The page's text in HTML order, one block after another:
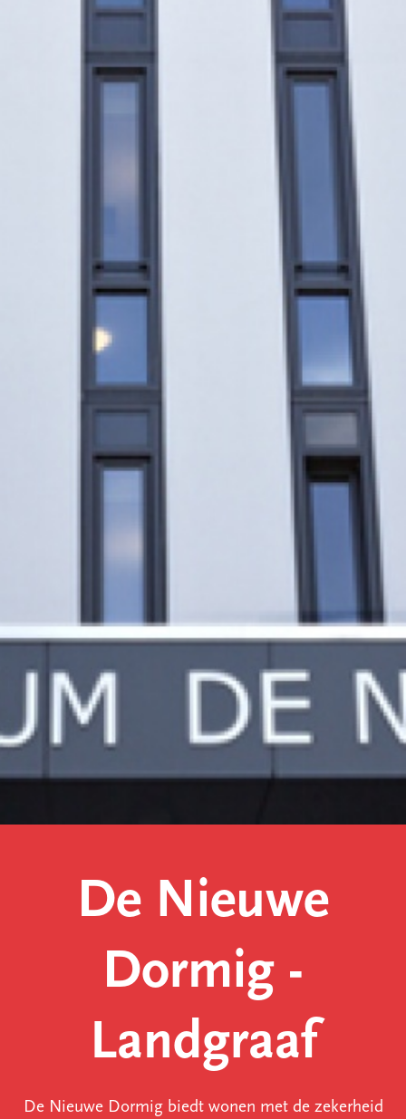
De Nieuwe
Dormig -
Landgraaf
De Nieuwe Dormig biedt wonen met de zekerheid